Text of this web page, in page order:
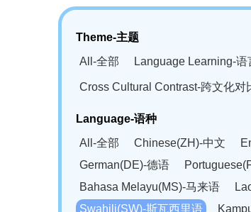
Theme-主题
All-全部
Language Learning-语
Cross Cultural Contrast-跨文化对
Language-语种
All-全部
Chinese(ZH)-中文
German(DE)-德语
Bahasa Melayu(MS)-马来语
Swahili(SW)-斯瓦西里语